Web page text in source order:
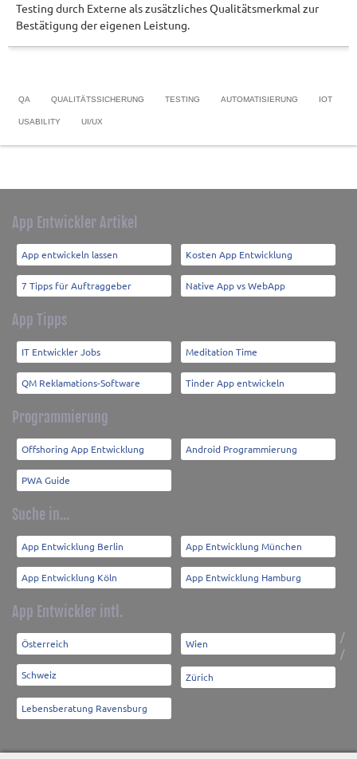
Testing durch Externe als zusätzliches Qualitätsmerkmal zur
Bestätigung der eigenen Leistung.
QA QUALITÄTSSICHERUNG TESTING AUTOMATISIERUNG IOT
USABILITY UI/UX
App Entwickler Artikel
App entwickeln lassen Kosten App Entwicklung
7 Tipps für Auftraggeber Native App vs WebApp
App Tipps
IT Entwickler Jobs Meditation Time
QM Reklamations-Software Tinder App entwickeln
Programmierung
Offshoring App Entwicklung Android Programmierung
PWA Guide
Suche in...
App Entwicklung Berlin App Entwicklung München
App Entwicklung Köln App Entwicklung Hamburg
App Entwickler intl.
Österreich /
Wien
Schweiz
/
Zürich
Lebensberatung Ravensburg